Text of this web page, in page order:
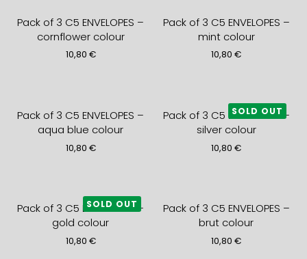
Pack of 3 C5 ENVELOPES –
cornflower colour
10,80 €
Pack of 3 C5 ENVELOPES –
mint colour
10,80€
Pack of 3 C5 ENVELOPES –
aqua blue colour
10,80 €
Pack of 3 C5 ENVELOPES –
silver colour
10,80€
SOLD OUT
Pack of 3 C5 ENVELOPES –
gold colour
10,80 €
SOLD OUT
Pack of 3 C5 ENVELOPES –
brut colour
10,80€